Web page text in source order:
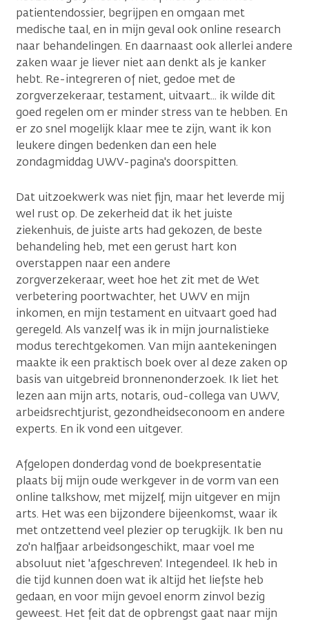
patientendossier, begrijpen en omgaan met
medische taal, en in mijn geval ook online research
naar behandelingen. En daarnaast ook allerlei andere
zaken waar je liever niet aan denkt als je kanker
hebt. Re-integreren of niet, gedoe met de
zorgverzekeraar, testament, uitvaart... ik wilde dit
goed regelen om er minder stress van te hebben. En
er zo snel mogelijk klaar mee te zijn, want ik kon
leukere dingen bedenken dan een hele
zondagmiddag UWV-pagina's doorspitten.
Dat uitzoekwerk was niet fijn, maar het leverde mij
wel rust op. De zekerheid dat ik het juiste
ziekenhuis, de juiste arts had gekozen, de beste
behandeling heb, met een gerust hart kon
overstappen naar een andere
zorgverzekeraar, weet hoe het zit met de Wet
verbetering poortwachter, het UWV en mijn
inkomen, en mijn testament en uitvaart goed had
geregeld. Als vanzelf was ik in mijn journalistieke
modus terechtgekomen. Van mijn aantekeningen
maakte ik een praktisch boek over al deze zaken op
basis van uitgebreid bronnenonderzoek. Ik liet het
lezen aan mijn arts, notaris, oud-collega van UWV,
arbeidsrechtjurist, gezondheidseconoom en andere
experts. En ik vond een uitgever.
Afgelopen donderdag vond de boekpresentatie
plaats bij mijn oude werkgever in de vorm van een
online talkshow, met mijzelf, mijn uitgever en mijn
arts. Het was een bijzondere bijeenkomst, waar ik
met ontzettend veel plezier op terugkijk. Ik ben nu
zo'n halfjaar arbeidsongeschikt, maar voel me
absoluut niet 'afgeschreven'. Integendeel. Ik heb in
die tijd kunnen doen wat ik altijd het liefste heb
gedaan, en voor mijn gevoel enorm zinvol bezig
geweest. Het feit dat de opbrengst gaat naar mijn